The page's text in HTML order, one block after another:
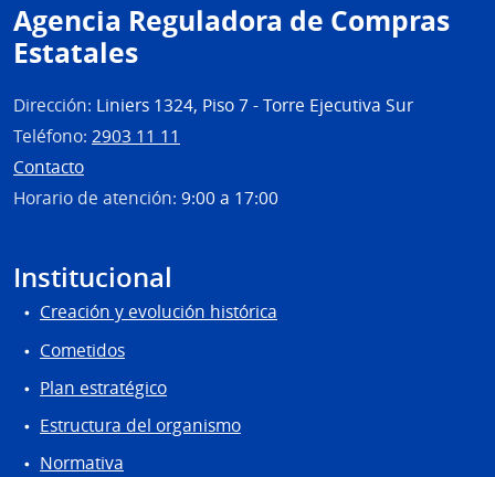
Agencia Reguladora de Compras
Estatales
Dirección: Liniers 1324, Piso 7 - Torre Ejecutiva Sur
Teléfono: 2903 11 11
Contacto
Horario de atención: 9:00 a 17:00
Institucional
Creación y evolución histórica
Cometidos
Plan estratégico
Estructura del organismo
Normativa